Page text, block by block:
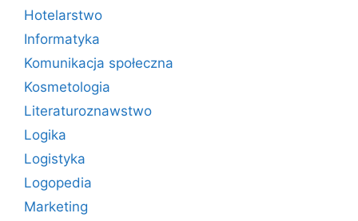
Hotelarstwo
Informatyka
Komunikacja społeczna
Kosmetologia
Literaturoznawstwo
Logika
Logistyka
Logopedia
Marketing